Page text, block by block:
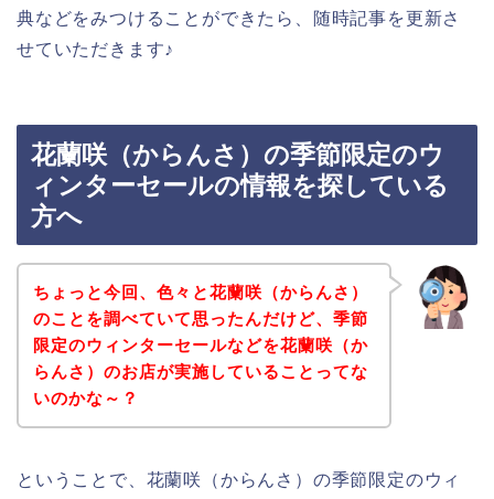
典などをみつけることができたら、随時記事を更新さ
せていただきます♪
花蘭咲（からんさ）の季節限定のウ
ィンターセールの情報を探している
方へ
ちょっと今回、色々と花蘭咲（からんさ）
のことを調べていて思ったんだけど、季節
限定のウィンターセールなどを花蘭咲（か
らんさ）のお店が実施していることってな
いのかな～？
ということで、花蘭咲（からんさ）の季節限定のウィ